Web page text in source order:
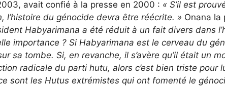
avait confié à la presse en 2000 : « S’il est
l’histoire du génocide devra être réécrite. » Onana la
Habyarimana a été réduit à un fait divers dans
importance ? Si Habyarimana est le cerveau du
sa tombe. Si, en revanche, il s’avère qu’il était un
radicale du parti hutu, alors c’est bien triste pour
sont les Hutus extrémistes qui ont fomenté le